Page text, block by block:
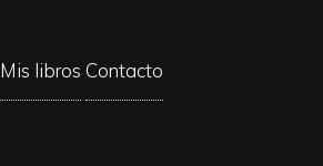
Mis libros Contacto